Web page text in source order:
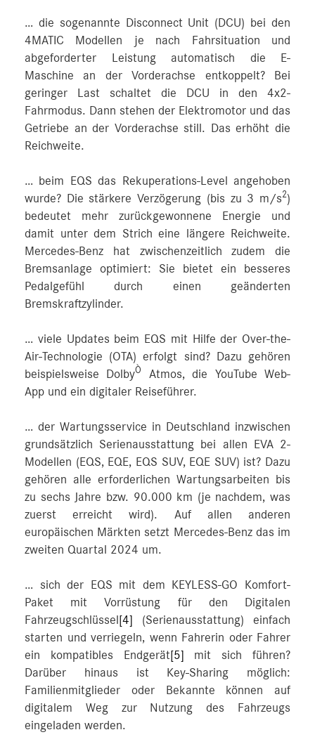
… die sogenannte Disconnect Unit (DCU) bei den
4MATIC Modellen je nach Fahrsituation und
abgeforderter Leistung automatisch die E-
Maschine an der Vorderachse entkoppelt? Bei
geringer Last schaltet die DCU in den 4x2-
Fahrmodus. Dann stehen der Elektromotor und das
Getriebe an der Vorderachse still. Das erhöht die
Reichweite.
… beim EQS das Rekuperations-Level angehoben
wurde? Die stärkere Verzögerung (bis zu 3 m/s2)
bedeutet mehr zurückgewonnene Energie und
damit unter dem Strich eine längere Reichweite.
Mercedes‑Benz hat zwischenzeitlich zudem die
Bremsanlage optimiert: Sie bietet ein besseres
Pedalgefühl durch einen geänderten
Bremskraftzylinder.
… viele Updates beim EQS mit Hilfe der Over-the-
Air-Technologie (OTA) erfolgt sind? Dazu gehören
beispielsweise DolbyÒ
Atmos, die YouTube Web-
App und ein digitaler Reiseführer.
… der Wartungsservice in Deutschland inzwischen
grundsätzlich Serienausstattung bei allen EVA 2-
Modellen (EQS, EQE, EQS SUV, EQE SUV) ist? Dazu
gehören alle erforderlichen Wartungsarbeiten bis
zu sechs Jahre bzw. 90.000 km (je nachdem, was
zuerst erreicht wird). Auf allen anderen
europäischen Märkten setzt Mercedes‑Benz das im
zweiten Quartal 2024 um.
… sich der EQS mit dem KEYLESS-GO Komfort-
Paket mit Vorrüstung für den Digitalen
Fahrzeugschlüssel [4]
(Serienausstattung) einfach
starten und verriegeln, wenn Fahrerin oder Fahrer
ein kompatibles Endgerät[5] mit sich führen?
Darüber hinaus ist Key-Sharing möglich:
Familienmitglieder oder Bekannte können auf
digitalem Weg zur Nutzung des Fahrzeugs
eingeladen werden.